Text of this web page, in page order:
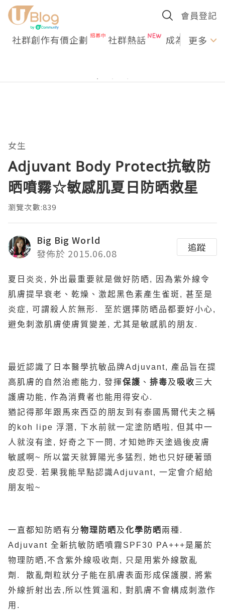
會員登記
社群創作有價企劃 社群熱話 成為U更多
女生
Adjuvant Body Protect抗敏防
晒噴霧☆敏感肌夏日防晒救星
瀏覽次數:839
Big Big World
發佈於 2015.06.08
追蹤
夏日炎炎, 外出最重要就是做好防晒, 因為紫外線令
肌膚提早衰老、乾燥、激起黑色素產生雀斑, 甚至是
炎症, 可謂殺人於無形. 至於選擇防晒品都要好小心,
避免刺激肌膚使膚質變差, 尤其是敏感肌的朋友.
最近認識了日本醫學抗敏品牌Adjuvant, 產品旨在提
高肌膚的自然治癒能力, 發揮保護 、 排毒及 吸收 三大
護膚功能, 作為消費者也能用得安心.
猶記得那年跟馬來西亞的朋友到有泰國馬爾代夫之稱
的koh lipe 浮潛, 下水前就一定塗防晒啦, 但其中一
人就沒有塗, 好奇之下一問, 才知她昨天塗過後皮膚
敏感啊~ 所以當天就算陽光多猛烈, 她也只好硬著頭
皮忍受. 若果我能早點認識Adjuvant, 一定會介紹給
朋友啦~
一直都知防晒有分物理防晒及化學防晒兩種.
Adjuvant 全新抗敏防晒噴霧SPF30 PA+++是屬於
物理防晒,不含紫外線吸收劑, 只是用紫外線散亂
劑. 散亂劑粒狀分子能在肌膚表面形成保護膜, 將紫
外線折射出去,所以性質溫和, 對肌膚不會構成刺激作
用.